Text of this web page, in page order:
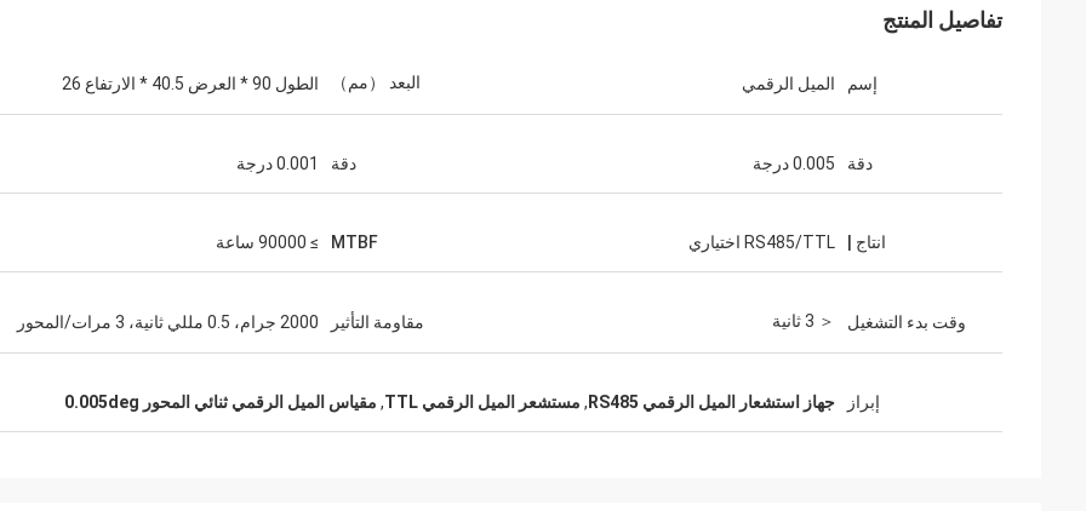
تفاصيل المنتج
إسم الميل الرقمي البعد （مم） الطول 90 * العرض 40.5 * الارتفاع 26
دقة 0.005 درجة دقة 0.001 درجة
انتاج | RS485/TTL اختياري MTBF ≥ 90000 ساعة
وقت بدء التشغيل ＜ 3 ثانية مقاومة التأثير 2000 جرام، 0.5 مللي ثانية، 3 مرات/المحور
إبراز جهاز استشعار الميل الرقمي RS485 , مستشعر الميل الرقمي TTL , مقياس الميل الرقمي ثنائي المحور 0.005deg